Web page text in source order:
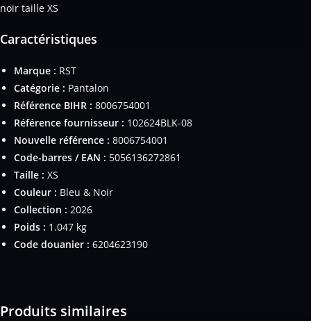
noir taille XS
Caractéristiques
Marque : RST
Catégorie : Pantalon
Référence BIHR : 8006754001
Référence fournisseur : 102624BLK-08
Nouvelle référence : 8006754001
Code-barres / EAN : 5056136272861
Taille : XS
Couleur : Bleu & Noir
Collection : 2026
Poids : 1.047 kg
Code douanier : 6204623190
Produits similaires